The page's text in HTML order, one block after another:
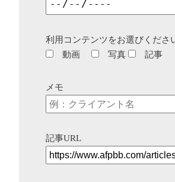
利用コンテンツをお選びくださ
動画
写真 記事
メモ
記事URL